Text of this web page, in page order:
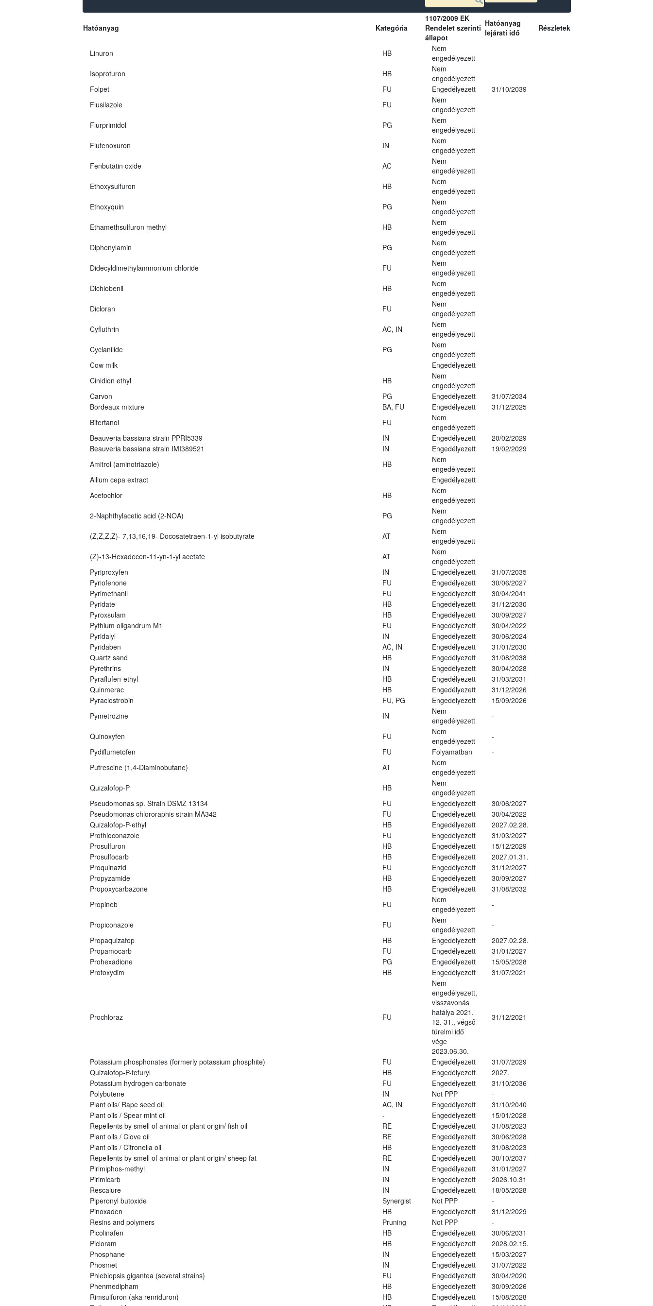
Hatóanyag Kategória
1107/2009 EK
Rendelet szerinti
állapot
Hatóanyag
lejárati idő
Részletek
Linuron HB
Nem
engedélyezett
Isoproturon
HB
Nem
engedélyezett
Folpet
FU Engedélyezett
31/10/2039
Flusilazole
FU
Nem
engedélyezett
Flurprimidol
PG
Nem
engedélyezett
Flufenoxuron
IN
Nem
engedélyezett
Fenbutatin oxide
AC
Nem
engedélyezett
Ethoxysulfuron
HB
Nem
engedélyezett
Ethoxyquin
PG
Nem
engedélyezett
Ethamethsulfuron methyl
HB
Nem
engedélyezett
Diphenylamin
PG
Nem
engedélyezett
Didecyldimethylammonium chloride
FU
Nem
engedélyezett
Dichlobenil
HB
Nem
engedélyezett
Dicloran
FU
Nem
engedélyezett
Cyfluthrin
AC, IN
Nem
engedélyezett
Cyclanilide
PG
Nem
engedélyezett
Cow milk
Engedélyezett
Cinidion ethyl
HB
Nem
engedélyezett
Carvon
PG Engedélyezett
31/07/2034
Bordeaux mixture
BA, FU Engedélyezett
31/12/2025
Bitertanol
FU
Nem
engedélyezett
Beauveria bassiana strain PPRI5339
IN Engedélyezett
20/02/2029
Beauveria bassiana strain IMI389521
IN Engedélyezett
19/02/2029
Amitrol (aminotriazole)
HB
Nem
engedélyezett
Allium cepa extract
Engedélyezett
Acetochlor
HB
Nem
engedélyezett
2-Naphthylacetic acid (2-NOA)
PG
Nem
engedélyezett
(Z,Z,Z,Z)- 7,13,16,19- Docosatetraen-1-yl isobutyrate
AT
Nem
engedélyezett
(Z)-13-Hexadecen-11-yn-1-yl acetate
AT
Nem
engedélyezett
Pyriproxyfen
IN Engedélyezett
31/07/2035
Pyriofenone
FU Engedélyezett
30/06/2027
Pyrimethanil
FU Engedélyezett
30/04/2041
Pyridate
HB Engedélyezett
31/12/2030
Pyroxsulam
HB Engedélyezett
30/09/2027
Pythium oligandrum M1
FU Engedélyezett
30/04/2022
Pyridalyl
IN Engedélyezett
30/06/2024
Pyridaben
AC, IN Engedélyezett
31/01/2030
Quartz sand
HB Engedélyezett
31/08/2038
Pyrethrins
IN Engedélyezett
30/04/2028
Pyraflufen-ethyl
HB Engedélyezett
31/03/2031
Quinmerac
HB Engedélyezett
31/12/2026
Pyraclostrobin
FU, PG Engedélyezett
15/09/2026
Pymetrozine
IN
Nem
engedélyezett
-
Quinoxyfen FU
Nem
engedélyezett
-
Pydiflumetofen
FU Folyamatban
-
Putrescine (1,4-Diaminobutane)
AT
Nem
engedélyezett
Quizalofop-P
HB
Nem
engedélyezett
Pseudomonas sp. Strain DSMZ 13134
FU Engedélyezett
30/06/2027
Pseudomonas chlororaphis strain MA342
FU Engedélyezett
30/04/2022
Quizalofop-P-ethyl
HB Engedélyezett
2027.02.28.
Prothioconazole
FU Engedélyezett
31/03/2027
Prosulfuron
HB Engedélyezett
15/12/2029
Prosulfocarb
HB Engedélyezett
2027.01.31.
Proquinazid
FU Engedélyezett
31/12/2027
Propyzamide
HB Engedélyezett
30/09/2027
Propoxycarbazone
HB Engedélyezett
31/08/2032
Propineb
FU
Nem
engedélyezett
-
Propiconazole FU
Nem
engedélyezett
-
Propaquizafop
HB Engedélyezett
2027.02.28.
Propamocarb
FU Engedélyezett
31/01/2027
Prohexadione
PG Engedélyezett
15/05/2028
Profoxydim
HB Engedélyezett 31/07/2021
Prochloraz FU
Nem
engedélyezett,
visszavonás
hatálya 2021.
12. 31., végső
türelmi idő
vége
2023.06.30.
31/12/2021
Potassium phosphonates (formerly potassium phosphite) FU Engedélyezett
31/07/2029
Quizalofop-P-tefuryl
HB Engedélyezett
2027.
Potassium hydrogen carbonate
FU Engedélyezett
31/10/2036
Polybutene
IN Not PPP
-
Plant oils/ Rape seed oil
AC, IN Engedélyezett
31/10/2040
Plant oils / Spear mint oil
- Engedélyezett
15/01/2028
Repellents by smell of animal or plant origin/ fish oil
RE Engedélyezett
31/08/2023
Plant oils / Clove oil
RE Engedélyezett
30/06/2028
Plant oils / Citronella oil
HB Engedélyezett
31/08/2023
Repellents by smell of animal or plant origin/ sheep fat
RE Engedélyezett
30/10/2037
Pirimiphos-methyl
IN Engedélyezett
31/01/2027
Pirimicarb
IN Engedélyezett
2026.10.31
Rescalure
IN Engedélyezett
18/05/2028
Piperonyl butoxide
Synergist Not PPP
-
Pinoxaden
HB Engedélyezett
31/12/2029
Resins and polymers
Pruning Not PPP
-
Picolinafen
HB Engedélyezett
30/06/2031
Picloram
HB Engedélyezett
2028.02.15.
Phosphane
IN Engedélyezett
15/03/2027
Phosmet
IN Engedélyezett
31/07/2022
Phlebiopsis gigantea (several strains)
FU Engedélyezett
30/04/2020
Phenmedipham
HB Engedélyezett
30/09/2026
Rimsulfuron (aka renriduron)
HB Engedélyezett
15/08/2028